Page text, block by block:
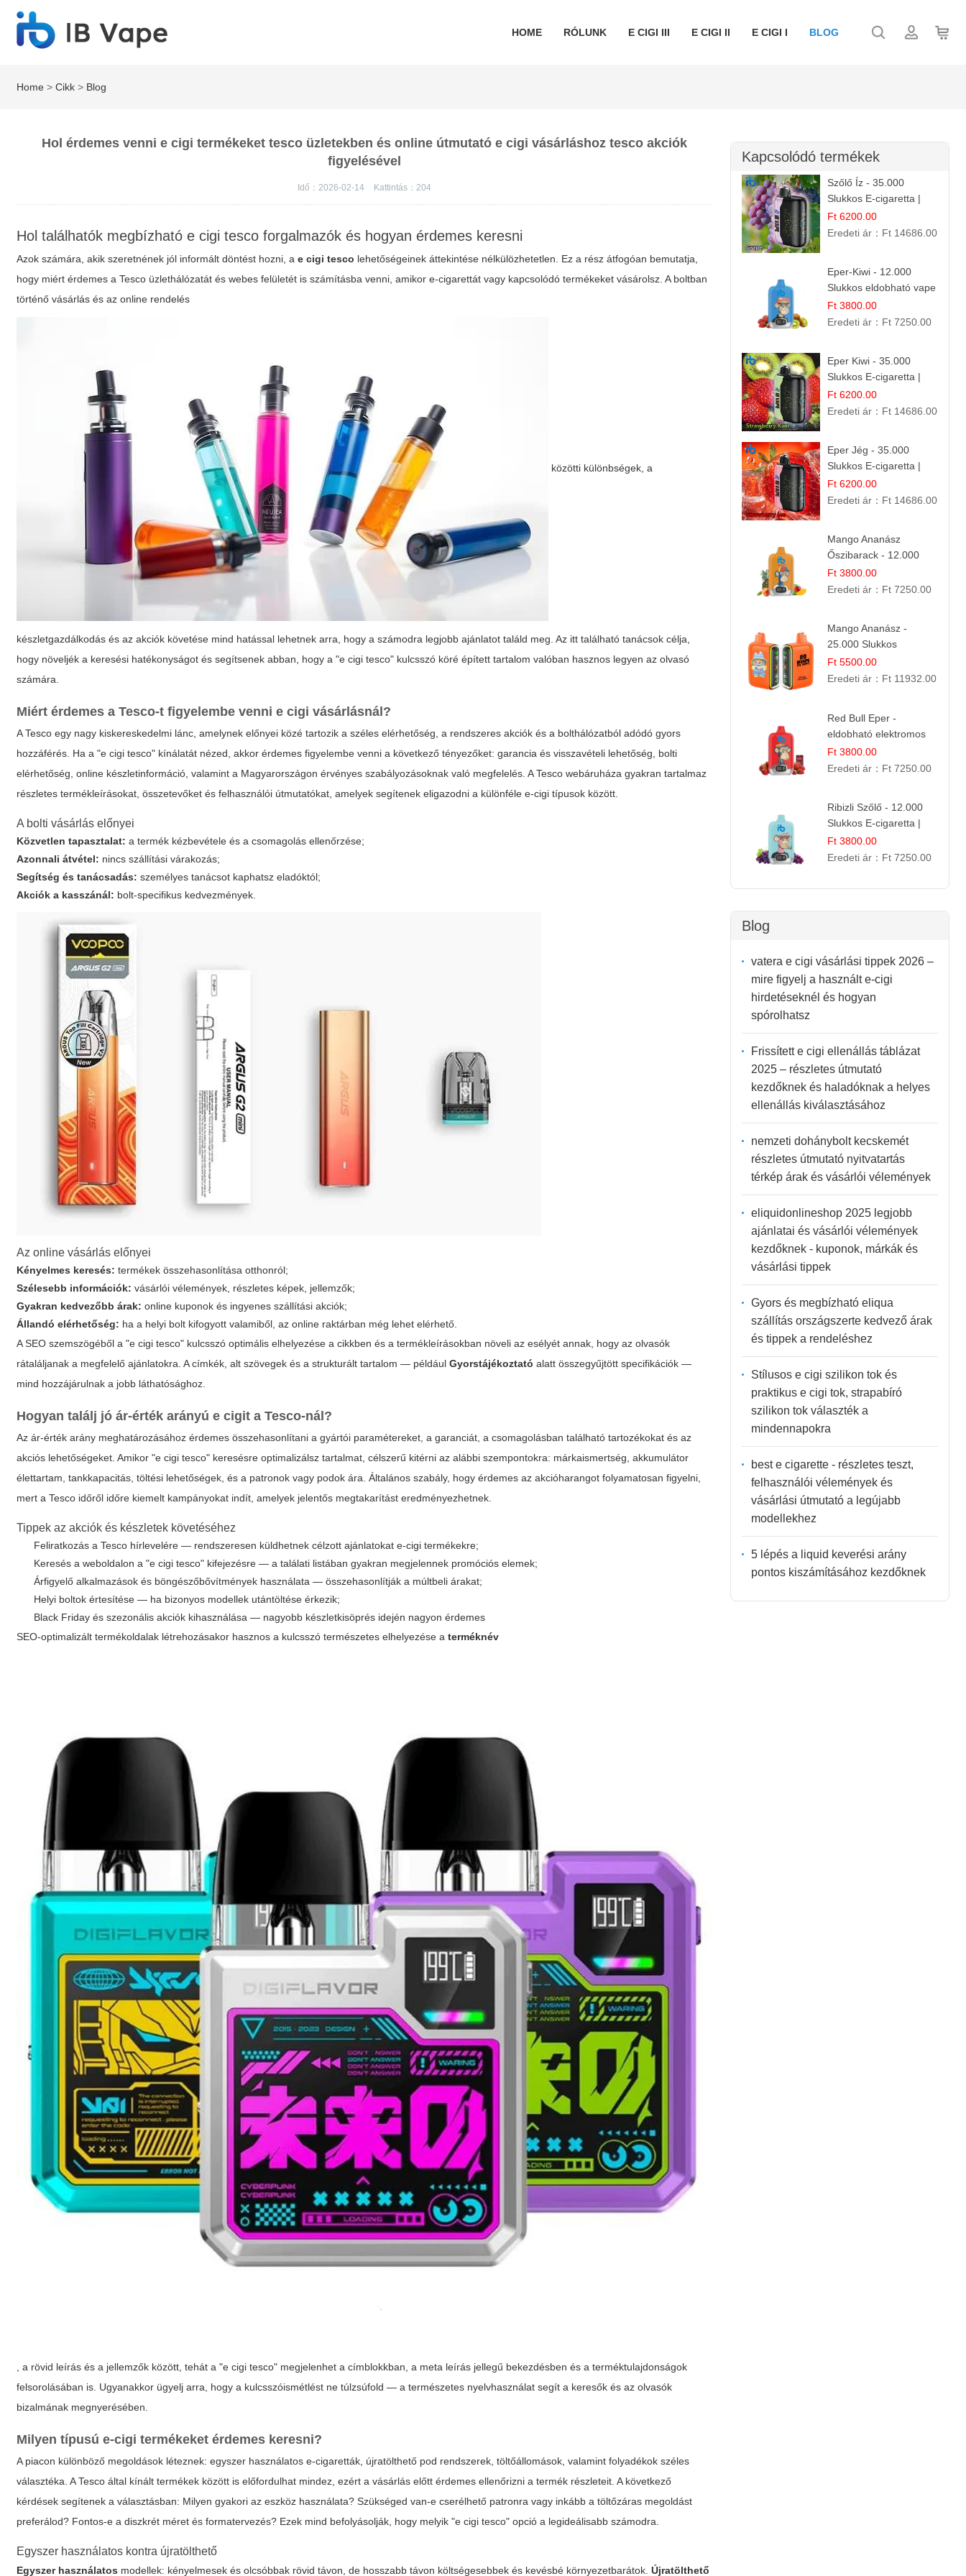
HOME RÓLUNK E CIGI III E CIGI II E CIGI I BLOG
Home >Cikk > Blog
Hol érdemes venni e cigi termékeket tesco üzletekben és online útmutató e cigi vásárláshoz tesco akciók
figyelésével
Idő：2026-02-14 Kattintás： 204
Hol találhatók megbízható e cigi tesco forgalmazók és hogyan érdemes keresni
Azok számára, akik szeretnének jól informált döntést hozni, ae cigi tesco lehetőségeinek áttekintése nélkülözhetetlen. Ez a rész átfogóan bemutatja,
hogy miért érdemes a Tesco üzlethálózatát és webes felületét is számításba venni, amikor e-cigarettát vagy kapcsolódó termékeket vásárolsz. A boltban
történő vásárlás és azonline rendelés
közötti különbségek, a
készletgazdálkodás és az akciók követése mind hatással lehetnek arra, hogy a számodra legjobb ajánlatot találd meg. Az itt található tanácsok célja,
hogy növeljék a keresési hatékonyságot és segítsenek abban, hogy a "e cigi tesco" kulcsszó köré épített tartalom valóban hasznos legyen az olvasó
számára.
Miért érdemes a Tesco-t figyelembe venni e cigi vásárlásnál?
A Tesco egy nagy kiskereskedelmi lánc, amelynek előnyei közé tartozik a széles elérhetőség, a rendszeres akciók és a bolthálózatból adódó gyors
hozzáférés. Ha a "e cigi tesco" kínálatát nézed, akkor érdemes figyelembe venni a következő tényezőket: garancia és visszavételi lehetőség, bolti
elérhetőség, online készletinformáció, valamint a Magyarországon érvényes szabályozásoknak való megfelelés. A Tesco webáruháza gyakran tartalmaz
részletes termékleírásokat, összetevőket és felhasználói útmutatókat, amelyek segítenek eligazodni a különféle e-cigi típusok között.
A bolti vásárlás előnyei
Közvetlen tapasztalat: a termék kézbevétele és a csomagolás ellenőrzése;
Azonnali átvétel: nincs szállítási várakozás;
Segítség és tanácsadás: személyes tanácsot kaphatsz eladóktól;
Akciók a kasszánál: bolt-specifikus kedvezmények.
Az online vásárlás előnyei
Kényelmes keresés: termékek összehasonlítása otthonról;
Szélesebb információk: vásárlói vélemények, részletes képek, jellemzők;
Gyakran kedvezőbb árak: online kuponok és ingyenes szállítási akciók;
Állandó elérhetőség: ha a helyi bolt kifogyott valamiből, az online raktárban még lehet elérhető.
A SEO szemszögéből a "e cigi tesco" kulcsszó optimális elhelyezése a cikkben és a termékleírásokban növeli az esélyét annak, hogy az olvasók
rátaláljanak a megfelelő ajánlatokra. A címkék, alt szövegek és a strukturált tartalom — példáulGyorstájékoztató alatt összegyűjtött specifikációk —
mind hozzájárulnak a jobb láthatósághoz.
Hogyan találj jó ár-érték arányú e cigit a Tesco-nál?
Az ár-érték arány meghatározásához érdemes összehasonlítani a gyártói paramétereket, a garanciát, a csomagolásban található tartozékokat és az
akciós lehetőségeket. Amikor "e cigi tesco" keresésre optimalizálsz tartalmat, célszerű kitérni az alábbi szempontokra: márkaismertség, akkumulátor
élettartam, tankkapacitás, töltési lehetőségek, és a patronok vagy podok ára. Általános szabály, hogy érdemes az akcióharangot folyamatosan figyelni,
mert a Tesco időről időre kiemelt kampányokat indít, amelyek jelentős megtakarítást eredményezhetnek.
Tippek az akciók és készletek követéséhez
Feliratkozás a Tesco hírlevelére — rendszeresen küldhetnek célzott ajánlatokat e-cigi termékekre;
Keresés a weboldalon a "e cigi tesco" kifejezésre — a találati listában gyakran megjelennek promóciós elemek;
Árfigyelő alkalmazások és böngészőbővítmények használata — összehasonlítják a múltbeli árakat;
Helyi boltok értesítése — ha bizonyos modellek utántöltése érkezik;
Black Friday és szezonális akciók kihasználása — nagyobb készletkisöprés idején nagyon érdemes
SEO-optimalizált termékoldalak létrehozásakor hasznos a kulcsszó természetes elhelyezése aterméknév
, a rövid leírás és a jellemzők között, tehát a "e cigi tesco" megjelenhet a címblokkban, a meta leírás jellegű bekezdésben és a terméktulajdonságok
felsorolásában is. Ugyanakkor ügyelj arra, hogy a kulcsszóismétlést ne túlzsúfold — a természetes nyelvhasználat segít a keresők és az olvasók
bizalmának megnyerésében.
Milyen típusú e-cigi termékeket érdemes keresni?
A piacon különböző megoldások léteznek: egyszer használatos e-cigaretták, újratölthető pod rendszerek, töltőállomások, valamint folyadékok széles
választéka. A Tesco által kínált termékek között is előfordulhat mindez, ezért a vásárlás előtt érdemes ellenőrizni a termék részleteit. A következő
kérdések segítenek a választásban: Milyen gyakori az eszköz használata? Szükséged van-e cserélhető patronra vagy inkább a töltőzáras megoldást
preferálod? Fontos-e a diszkrét méret és formatervezés? Ezek mind befolyásolják, hogy melyik "e cigi tesco" opció a legideálisabb számodra.
Egyszer használatos kontra újratölthető
Egyszer használatos modellek: kényelmesek és olcsóbbak rövid távon, de hosszabb távon költségesebbek és kevésbé környezetbarátok.Újratölthető
Kapcsolódó termékek
Szőlő Íz - 35.000
Slukkos E-cigaretta |
Friss Gyümölcs Aroma
Ft 6200.00
Eredeti ár： Ft 14686.00
Eper-Kiwi - 12.000
Slukkos eldobható vape
| Friss Gyümölcs
Kombináció
Ft 3800.00
Eredeti ár： Ft 7250.00
Eper Kiwi - 35.000
Slukkos E-cigaretta |
IBVape Bar Friss
Gyümölcs Ízek
Ft 6200.00
Eredeti ár： Ft 14686.00
Eper Jég - 35.000
Slukkos E-cigaretta |
IBVape Bar
Ft 6200.00
Eredeti ár： Ft 14686.00
Mango Ananász
Őszibarack - 12.000
Slukkos eldobható e-
Cigaretta
Ft 3800.00
Eredeti ár： Ft 7250.00
Mango Ananász -
25.000 Slukkos
eldobható E-cigaretta |
Trópusi Ízélmény
Ft 5500.00
Eredeti ár： Ft 11932.00
Red Bull Eper -
eldobható elektromos
cigi | Energizáló
Gyümölcs Íz
Ft 3800.00
Eredeti ár： Ft 7250.00
Ribizli Szőlő - 12.000
Slukkos E-cigaretta |
Kifinomult Gyümölcs Íz
Ft 3800.00
Eredeti ár： Ft 7250.00
Blog
vatera e cigi vásárlási tippek 2026 –
mire figyelj a használt e-cigi
hirdetéseknél és hogyan
spórolhatsz
Frissített e cigi ellenállás táblázat
2025 – részletes útmutató
kezdőknek és haladóknak a helyes
ellenállás kiválasztásához
nemzeti dohánybolt kecskemét
részletes útmutató nyitvatartás
térkép árak és vásárlói vélemények
eliquidonlineshop 2025 legjobb
ajánlatai és vásárlói vélemények
kezdőknek - kuponok, márkák és
vásárlási tippek
Gyors és megbízható eliqua
szállítás országszerte kedvező árak
és tippek a rendeléshez
Stílusos e cigi szilikon tok és
praktikus e cigi tok, strapabíró
szilikon tok választék a
mindennapokra
best e cigarette - részletes teszt,
felhasználói vélemények és
vásárlási útmutató a legújabb
modellekhez
5 lépés a liquid keverési arány
pontos kiszámításához kezdőknek